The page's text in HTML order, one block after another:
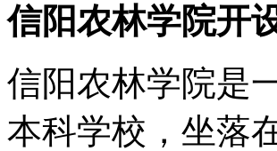
信阳农林学院开
信阳农林学院是
本科学校，坐落